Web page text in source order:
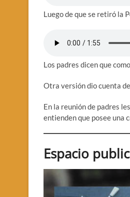
Luego de que se retiró la
Los padres dicen que
Otra versión dio cuenta
En la reunión de padres
entienden que posee una
Espacio